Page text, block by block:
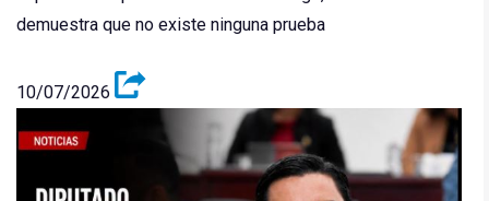
demuestra que no existe ninguna prueba
10/07/2026